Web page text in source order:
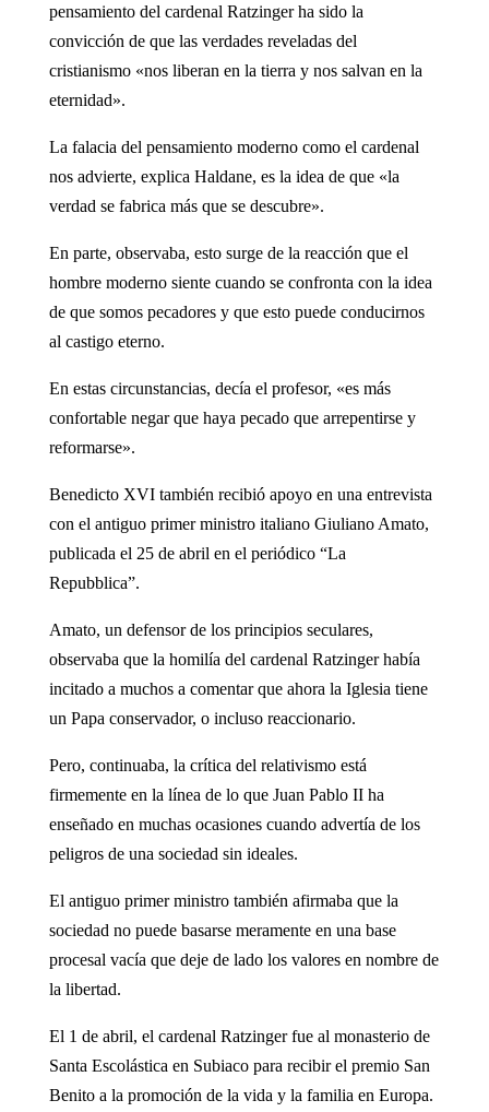
pensamiento del cardenal Ratzinger ha sido la
convicción de que las verdades reveladas del
cristianismo «nos liberan en la tierra y nos salvan en la
eternidad».
La falacia del pensamiento moderno como el cardenal
nos advierte, explica Haldane, es la idea de que «la
verdad se fabrica más que se descubre».
En parte, observaba, esto surge de la reacción que el
hombre moderno siente cuando se confronta con la idea
de que somos pecadores y que esto puede conducirnos
al castigo eterno.
En estas circunstancias, decía el profesor, «es más
confortable negar que haya pecado que arrepentirse y
reformarse».
Benedicto XVI también recibió apoyo en una entrevista
con el antiguo primer ministro italiano Giuliano Amato,
publicada el 25 de abril en el periódico “La
Repubblica”.
Amato, un defensor de los principios seculares,
observaba que la homilía del cardenal Ratzinger había
incitado a muchos a comentar que ahora la Iglesia tiene
un Papa conservador, o incluso reaccionario.
Pero, continuaba, la crítica del relativismo está
firmemente en la línea de lo que Juan Pablo II ha
enseñado en muchas ocasiones cuando advertía de los
peligros de una sociedad sin ideales.
El antiguo primer ministro también afirmaba que la
sociedad no puede basarse meramente en una base
procesal vacía que deje de lado los valores en nombre de
la libertad.
El 1 de abril, el cardenal Ratzinger fue al monasterio de
Santa Escolástica en Subiaco para recibir el premio San
Benito a la promoción de la vida y la familia en Europa.